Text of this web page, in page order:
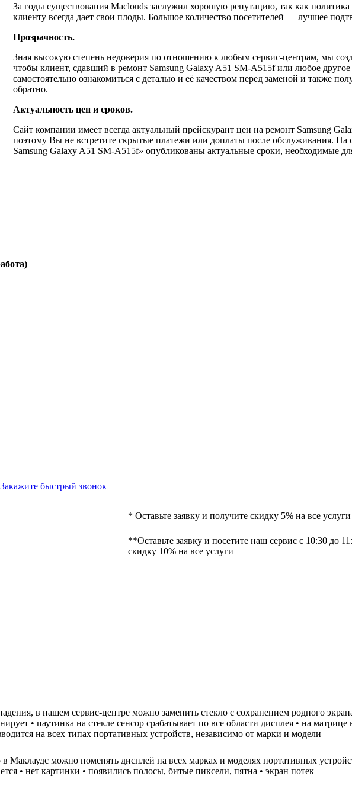
За годы существования Maclouds заслужил хорошую репутацию, так как
клиенту всегда дает свои плоды. Большое количество посетителей — лучшее
Прозрачность.
Зная высокую степень недоверия по отношению к любым сервис-центрам, мы
чтобы клиент, сдавший в ремонт Samsung Galaxy A51 SM-A515f или любое другое
самостоятельно ознакомиться с деталью и её качеством перед заменой и также
обратно.
Актуальность цен и сроков.
Сайт компании имеет всегда актуальный прейскурант цен на ремонт Samsung
поэтому Вы не встретите скрытые платежи или доплаты после обслуживания. На
Samsung Galaxy A51 SM-A515f» опубликованы актуальные сроки, необходимые
Закажите быстрый звонок
* Оставьте заявку и получите скидку 5% на все услуги
**Оставьте заявку и посетите наш сервис с 10:30 до
скидку 10% на все услуги
в нашем сервис-центре можно заменить стекло с сохранением родного
• паутинка на стекле сенсор срабатывает по все области дисплея • на
на всех типах портативных устройств, независимо от марки и модели
Маклаудс можно поменять дисплей на всех марках и моделях портативных
• нет картинки • появились полосы, битые пиксели, пятна • экран потек